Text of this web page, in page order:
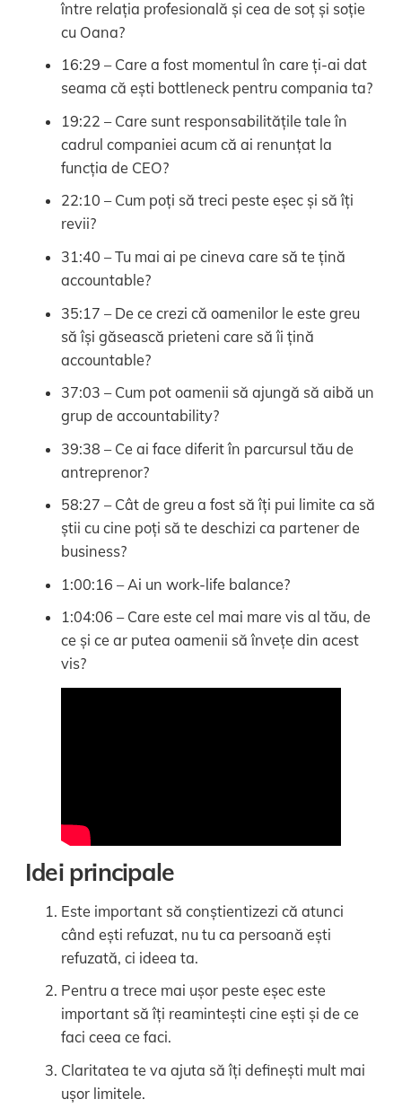
între relația profesională și cea de soț și soție
cu Oana?
16:29 – Care a fost momentul în care ți-ai dat
seama că ești bottleneck pentru compania ta?
19:22 – Care sunt responsabilitățile tale în
cadrul companiei acum că ai renunțat la
funcția de CEO?
22:10 – Cum poți să treci peste eșec și să îți
revii?
31:40 – Tu mai ai pe cineva care să te țină
accountable?
35:17 – De ce crezi că oamenilor le este greu
să își găsească prieteni care să îi țină
accountable?
37:03 – Cum pot oamenii să ajungă să aibă un
grup de accountability?
39:38 – Ce ai face diferit în parcursul tău de
antreprenor?
58:27 – Cât de greu a fost să îți pui limite ca să
știi cu cine poți să te deschizi ca partener de
business?
1:00:16 – Ai un work-life balance?
1:04:06 – Care este cel mai mare vis al tău, de
ce și ce ar putea oamenii să învețe din acest
vis?
Idei principale
Este important să conștientizezi că atunci
când ești refuzat, nu tu ca persoană ești
refuzată, ci ideea ta.
Pentru a trece mai ușor peste eșec este
important să îți reamintești cine ești și de ce
faci ceea ce faci.
Claritatea te va ajuta să îți definești mult mai
ușor limitele.